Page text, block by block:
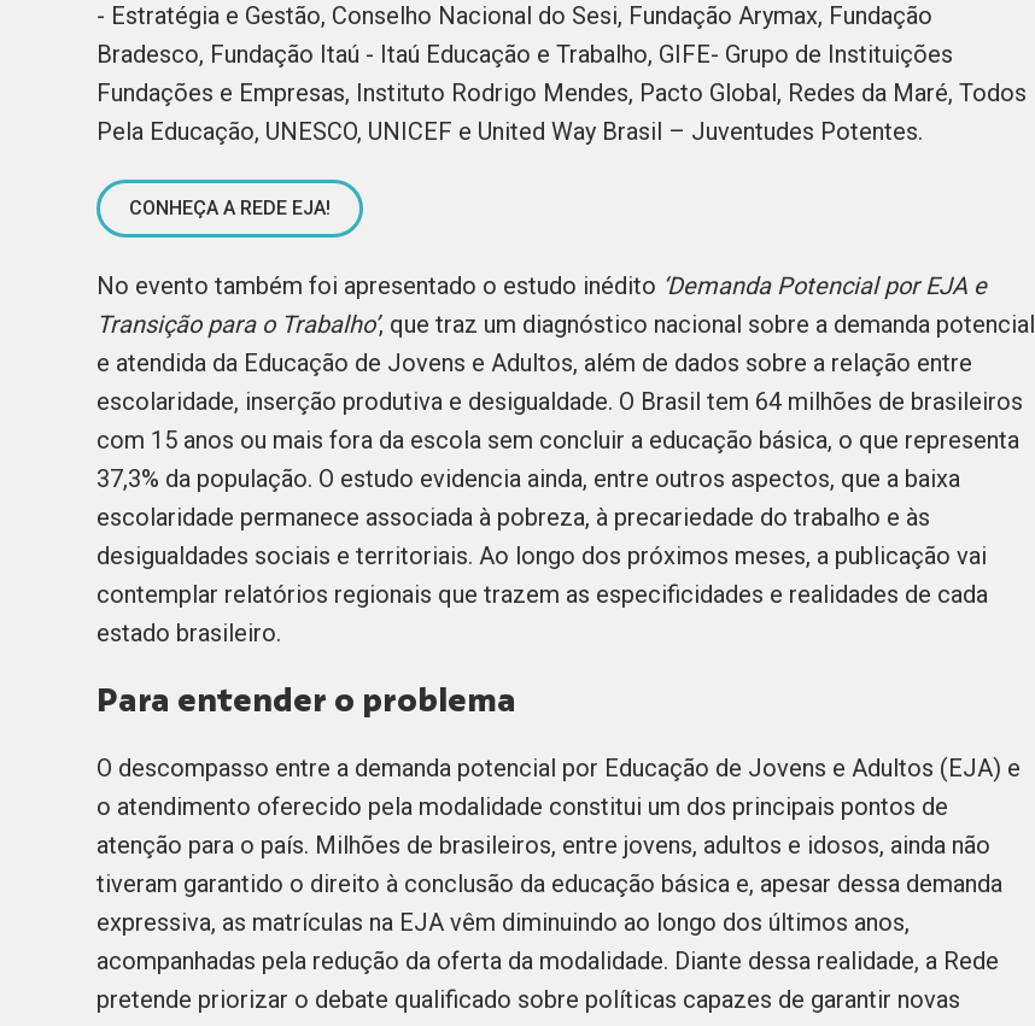
- Estratégia e Gestão, Conselho Nacional do Sesi, Fundação Arymax, Fundação
Bradesco, Fundação Itaú - Itaú Educação e Trabalho, GIFE- Grupo de Instituições
Fundações e Empresas, Instituto Rodrigo Mendes, Pacto Global, Redes da Maré, Todos
Pela Educação, UNESCO, UNICEF e United Way Brasil – Juventudes Potentes.
CONHEÇA A REDE EJA!
No evento também foi apresentado o estudo inédito ‘Demanda Potencial por EJA e
Transição para o Trabalho’, que traz um diagnóstico nacional sobre a demanda potencial
e atendida da Educação de Jovens e Adultos, além de dados sobre a relação entre
escolaridade, inserção produtiva e desigualdade. O Brasil tem 64 milhões de brasileiros
com 15 anos ou mais fora da escola sem concluir a educação básica, o que representa
37,3% da população. O estudo evidencia ainda, entre outros aspectos, que a baixa
escolaridade permanece associada à pobreza, à precariedade do trabalho e às
desigualdades sociais e territoriais. Ao longo dos próximos meses, a publicação vai
contemplar relatórios regionais que trazem as especificidades e realidades de cada
estado brasileiro.
Para entender o problema
O descompasso entre a demanda potencial por Educação de Jovens e Adultos (EJA) e
o atendimento oferecido pela modalidade constitui um dos principais pontos de
atenção para o país. Milhões de brasileiros, entre jovens, adultos e idosos, ainda não
tiveram garantido o direito à conclusão da educação básica e, apesar dessa demanda
expressiva, as matrículas na EJA vêm diminuindo ao longo dos últimos anos,
acompanhadas pela redução da oferta da modalidade. Diante dessa realidade, a Rede
pretende priorizar o debate qualificado sobre políticas capazes de garantir novas